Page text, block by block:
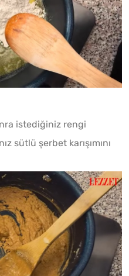
Mute
Play
istediğiniz rengi
sütlü şerbet karışımını